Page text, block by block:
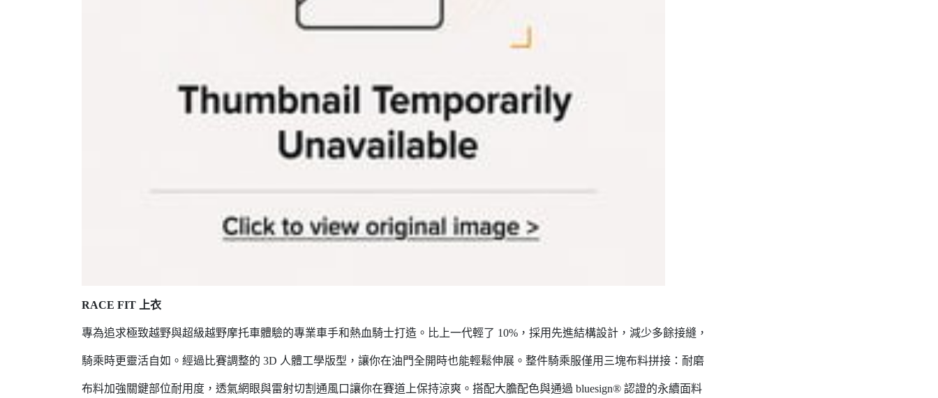
RACE FIT 上衣
專為追求極致越野與超級越野摩托車體驗的專業車手和熱血騎士打造。比上一代輕了 10%，採用先進結構設計，減少多餘接縫，
騎乘時更靈活自如。經過比賽調整的 3D 人體工學版型，讓你在油門全開時也能輕鬆伸展。整件騎乘服僅用三塊布料拼接：耐磨
布料加強關鍵部位耐用度，透氣網眼與雷射切割通風口讓你在賽道上保持涼爽。搭配大膽配色與通過 bluesign® 認證的永續面料